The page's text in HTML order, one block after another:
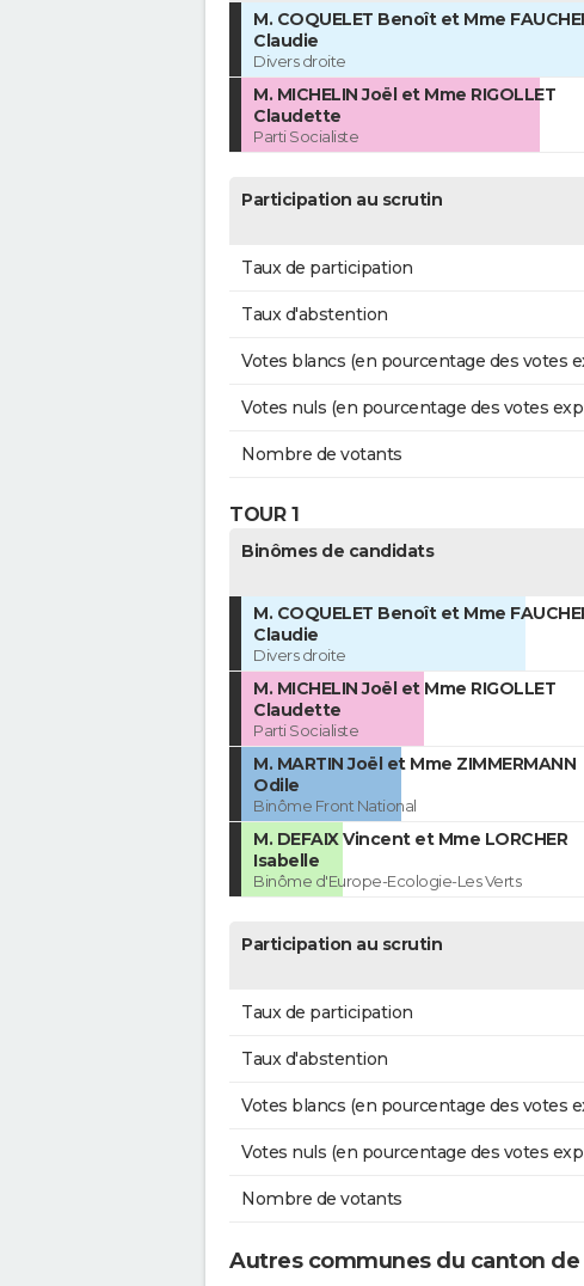
M. COQUELET Benoît et Mme
Claudie
Divers droite
M. MICHELIN Joël et Mme RIGOLLET
Claudette
Parti Socialiste
Participation au scrutin
Taux de participation
Taux d'abstention
Votes blancs (en pourcentage des votes
Votes nuls (en pourcentage des votes
Nombre de votants
TOUR 1
Binômes de candidats
M. COQUELET Benoît et Mme
Claudie
Divers droite
M. MICHELIN Joël et Mme RIGOLLET
Claudette
Parti Socialiste
M. MARTIN Joël et Mme ZIMMERMANN
Odile
Binôme Front National
M. DEFAIX Vincent et Mme LORCHER
Isabelle
Binôme d'Europe-Ecologie-Les Verts
Participation au scrutin
Taux de participation
Taux d'abstention
Votes blancs (en pourcentage des votes
Votes nuls (en pourcentage des votes
Nombre de votants
Autres communes du canton de